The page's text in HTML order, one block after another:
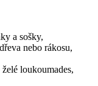
a sošky,
nebo rákosu,
loukoumades,